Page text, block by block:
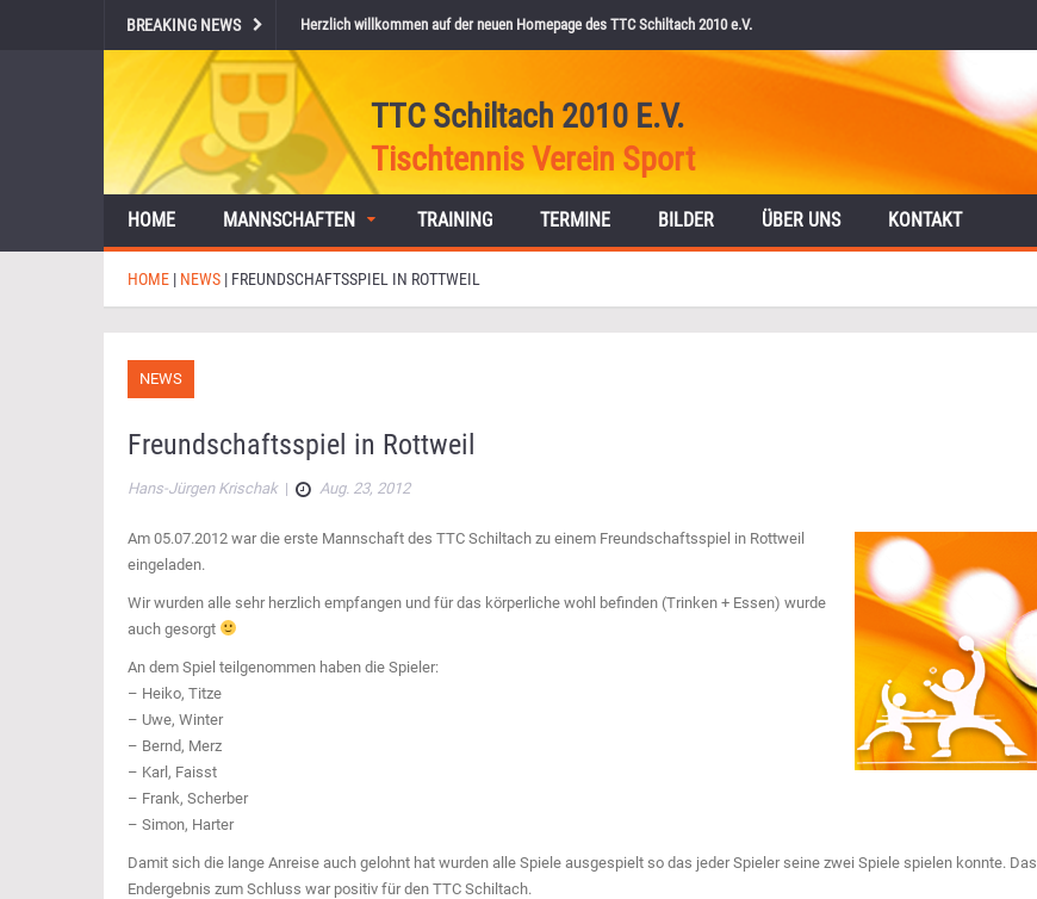
BREAKING NEWS Herzlich willkommen auf der neuen Homepage des TTC Schiltach 2010 e.V.
TTC Schiltach 2010 E.V.
Tischtennis Verein Sport
HOME MANNSCHAFTEN TRAINING TERMINE BILDER ÜBER UNS KONTAKT
HOME | NEWS | FREUNDSCHAFTSSPIEL IN ROTTWEIL
NEWS
Freundschaftsspiel in Rottweil
Hans-Jürgen Krischak| Aug. 23, 2012
Am 05.07.2012 war die erste Mannschaft des TTC Schiltach zu einem Freundschaftsspiel in Rottweil
eingeladen.
Wir wurden alle sehr herzlich empfangen und für das körperliche wohl befinden (Trinken + Essen) wurde
auch gesorgt
An dem Spiel teilgenommen haben die Spieler:
– Heiko, Titze
– Uwe, Winter
– Bernd, Merz
– Karl, Faisst
– Frank, Scherber
– Simon, Harter
Damit sich die lange Anreise auch gelohnt hat wurden alle Spiele ausgespielt so das jeder Spieler seine zwei Spiele spielen konnte. Das
Endergebnis zum Schluss war positiv für den TTC Schiltach.